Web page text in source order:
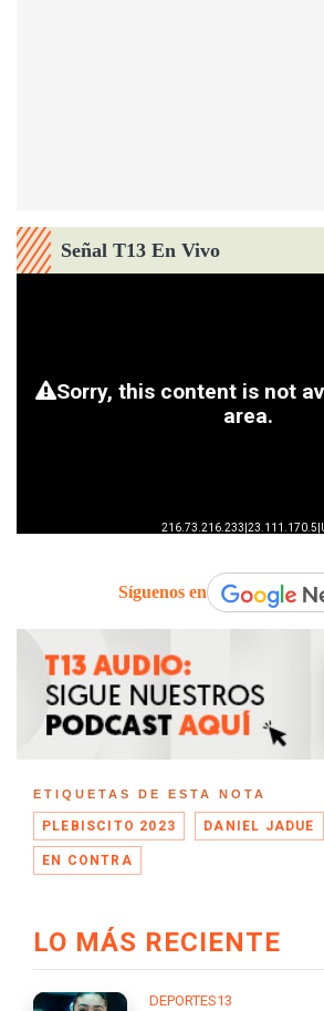
Señal T13 En Vivo
Síguenos en
ETIQUETAS DE ESTA NOTA
PLEBISCITO 2023 DANIEL JADUE
EN CONTRA
LO MÁS RECIENTE
DEPORTES13